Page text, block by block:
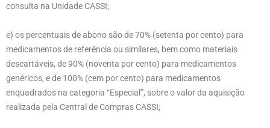
consulta na Unidade CASSI;
e) os percentuais de abono são de 70% (setenta por cento) para
medicamentos de referência ou similares, bem como materiais
descartáveis, de 90% (noventa por cento) para medicamentos
genéricos, e de 100% (cem por cento) para medicamentos
enquadrados na categoria “Especial”, sobre o valor da aquisição
realizada pela Central de Compras CASSI;